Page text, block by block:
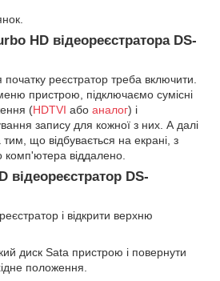
HD відеореєстратора DS-
реєстратор треба включити.
пристрою, підключаємо сумісні
(HDTVI або аналог) і
запису для кожної з них. А далі
тим, що відбувається на екрані, з
віддалено.
DS-
і відкрити верхню
диск Sata пристрою і повернути
положення.